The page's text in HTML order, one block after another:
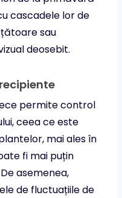
cascadele lor de
sau
deosebit.
permite control
ceea ce este
mai ales în
fi mai puțin
asemenea,
de fluctuațiile de